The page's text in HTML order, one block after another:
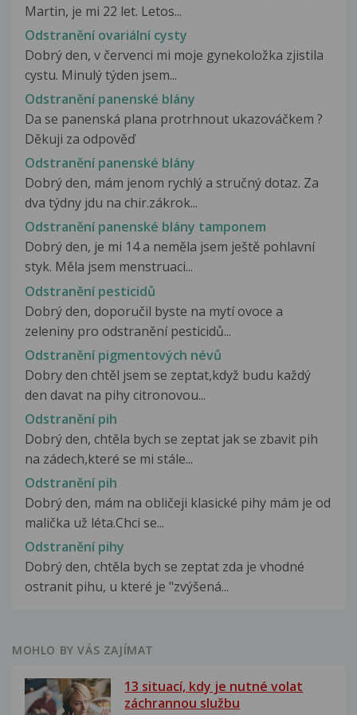
Martin, je mi 22 let. Letos...
Odstranění ovariální cysty
Dobrý den, v červenci mi moje gynekoložka zjistila
cystu. Minulý týden jsem...
Odstranění panenské blány
Da se panenská plana protrhnout ukazováčkem ?
Děkuji za odpověď
Odstranění panenské blány
Dobrý den, mám jenom rychlý a stručný dotaz. Za
dva týdny jdu na chir.zákrok...
Odstranění panenské blány tamponem
Dobrý den, je mi 14 a neměla jsem ještě pohlavní
styk. Měla jsem menstruaci...
Odstranění pesticidů
Dobrý den, doporučil byste na mytí ovoce a
zeleniny pro odstranění pesticidů...
Odstranění pigmentových névů
Dobry den chtěl jsem se zeptat,když budu každý
den davat na pihy citronovou...
Odstranění pih
Dobrý den, chtěla bych se zeptat jak se zbavit pih
na zádech,které se mi stále...
Odstranění pih
Dobrý den, mám na obličeji klasické pihy mám je od
malička už léta.Chci se...
Odstranění pihy
Dobrý den, chtěla bych se zeptat zda je vhodné
ostranit pihu, u které je "zvýšená...
MOHLO BY VÁS ZAJÍMAT
13 situací, kdy je nutné volat
záchrannou službu